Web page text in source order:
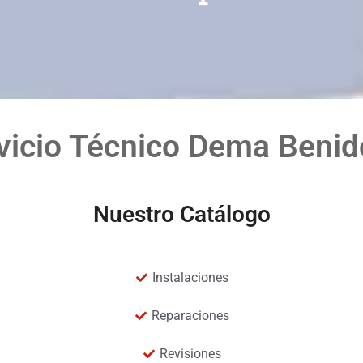
Técnico Dema
Nuestro Catálogo
Instalaciones
Reparaciones
Revisiones